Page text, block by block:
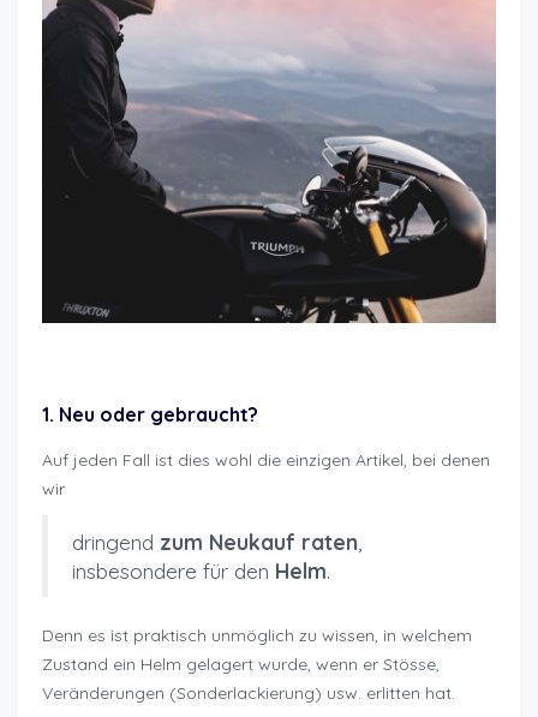
1. Neu oder gebraucht?
Auf jeden Fall ist dies wohl die einzigen Artikel, bei denen
wir
dringend zum Neukauf raten,
insbesondere für den Helm.
Denn es ist praktisch unmöglich zu wissen, in welchem ​​
Zustand ein Helm gelagert wurde, wenn er Stösse,
Veränderungen (Sonderlackierung) usw. erlitten hat.